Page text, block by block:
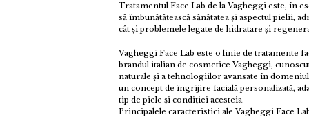
Tratamentul Face Lab de la Vagheggi este, în
să îmbunătățească sănătatea și aspectul pielii,
cât și problemele legate de hidratare și
Vagheggi Face Lab este o linie de tratamente
brandul italian de cosmetice Vagheggi,
naturale și a tehnologiilor avansate în
un concept de îngrijire facială personalizată,
tip de piele și condiției acesteia.
Principalele caracteristici ale Vagheggi Face